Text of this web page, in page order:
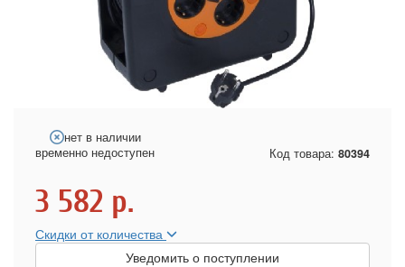
нет в наличии
временно недоступен
Код товара: 80394
3 582 р.
Скидки от количества
Уведомить о поступлении